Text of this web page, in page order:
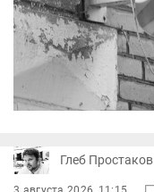
Глеб Простаков